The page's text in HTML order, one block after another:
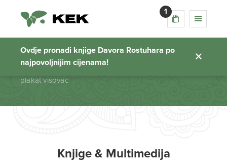
1
Ovdje pronađi knjige Davora Rostuhara po
najpovoljnijim cijenama!
plakat visovac
Početna stranica
plakat visovac
Knjige & Multimedija